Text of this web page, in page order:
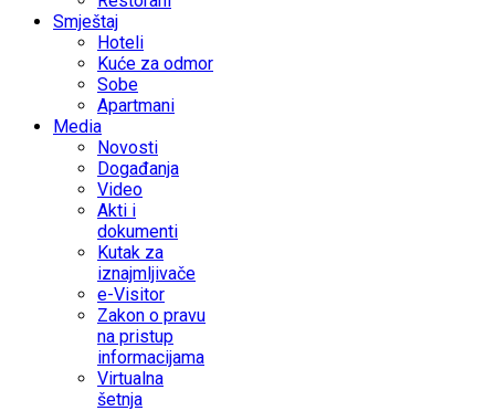
Smještaj
Hoteli
Kuće za odmor
Sobe
Apartmani
Media
Novosti
Događanja
Video
Akti i
dokumenti
Kutak za
iznajmljivače
e-Visitor
Zakon o pravu
na pristup
informacijama
Virtualna
šetnja